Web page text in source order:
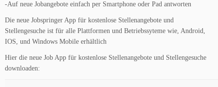
-Auf neue Jobangebote einfach per Smartphone oder Pad antworten
Die neue Jobspringer App für kostenlose Stellenangebote und
Stellengesuche ist für alle Plattformen und Betriebssyteme wie, Android,
IOS, und Windows Mobile erhältlich
Hier die neue Job App für kostenlose Stellenangebote und Stellengesuche
downloaden: